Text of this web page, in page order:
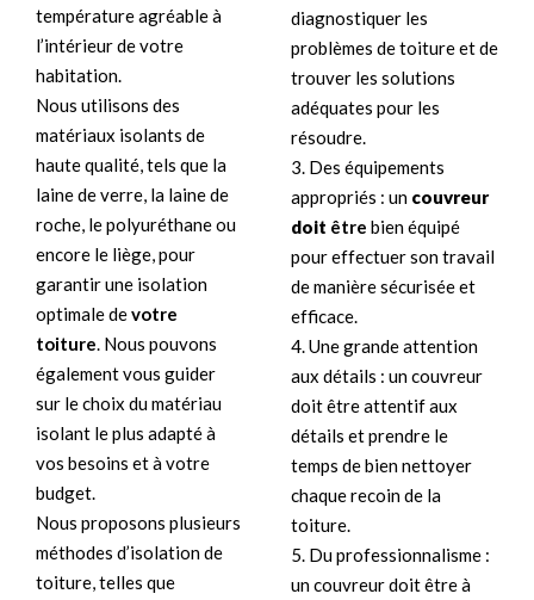
température agréable à
l’intérieur de votre
habitation.
Nous utilisons des
matériaux isolants de
haute qualité, tels que la
laine de verre, la laine de
roche, le polyuréthane ou
encore le liège, pour
garantir une isolation
optimale devotre
toiture. Nous pouvons
également vous guider
sur le choix du matériau
isolant le plus adapté à
vos besoins et à votre
budget.
Nous proposons plusieurs
méthodes d’isolation de
toiture, telles que
diagnostiquer les
problèmes de toiture et de
trouver les solutions
adéquates pour les
résoudre.
3. Des équipements
appropriés : un couvreur
doit être bien équipé
pour effectuer son travail
de manière sécurisée et
efficace.
4. Une grande attention
aux détails : un couvreur
doit être attentif aux
détails et prendre le
temps de bien nettoyer
chaque recoin de la
toiture.
5. Du professionnalisme :
un couvreur doit être à